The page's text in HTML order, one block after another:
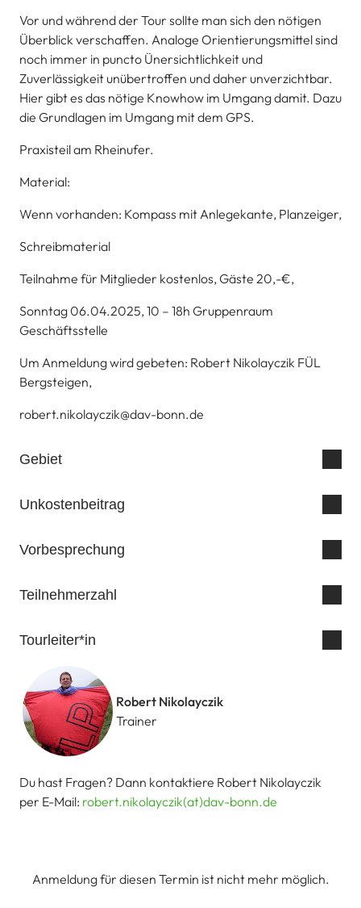
Vor und während der Tour sollte man sich den nötigen
Überblick verschaffen. Analoge Orientierungsmittel sind
noch immer in puncto Ünersichtlichkeit und
Zuverlässigkeit unübertroffen und daher unverzichtbar.
Hier gibt es das nötige Knowhow im Umgang damit. Dazu
die Grundlagen im Umgang mit dem GPS.
Praxisteil am Rheinufer.
Material:
Wenn vorhanden: Kompass mit Anlegekante, Planzeiger,
Schreibmaterial
Teilnahme für Mitglieder kostenlos, Gäste 20,-€,
Sonntag 06.04.2025, 10 – 18h Gruppenraum
Geschäftsstelle
Um Anmeldung wird gebeten: Robert Nikolayczik FÜL
Bergsteigen,
robert.nikolayczik@dav-bonn.de
Gebiet
Unkostenbeitrag
Vorbesprechung
Teilnehmerzahl
Tourleiter*in
Robert Nikolayczik
Trainer
Du hast Fragen? Dann kontaktiere Robert Nikolayczik
per E-Mail: robert.nikolayczik(at)dav-bonn.de
Anmeldung für diesen Termin ist nicht mehr möglich.